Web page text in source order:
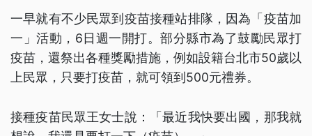
一早就有不少民眾到疫苗接種站排隊，因為「疫苗加
一」活動，6日週一開打。部分縣市為了鼓勵民眾打
疫苗，還祭出各種獎勵措施，例如設籍台北市50歲以
上民眾，只要打疫苗，就可領到500元禮券。
接種疫苗民眾王女士說：「最近我快要出國，那我就